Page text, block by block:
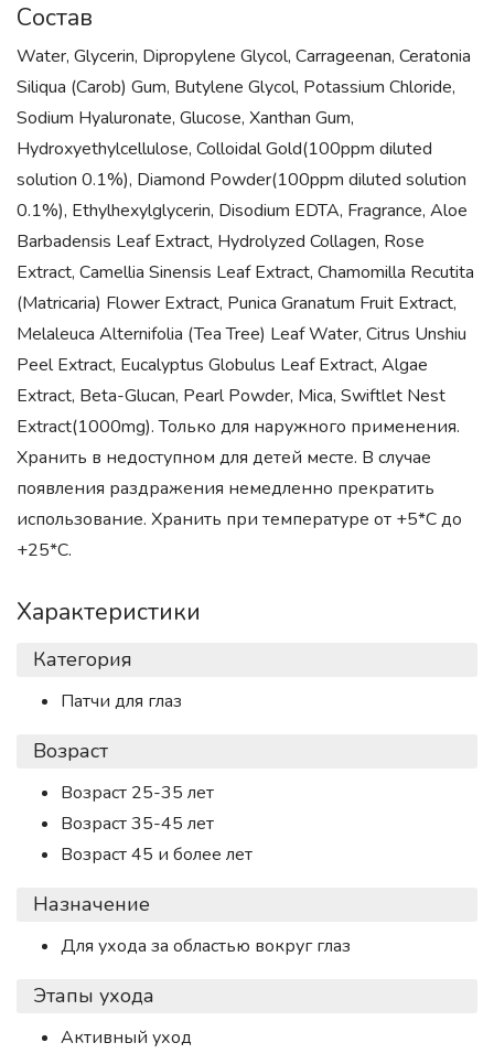
Состав
Water, Glycerin, Dipropylene Glycol, Carrageenan, Ceratonia
Siliqua (Carob) Gum, Butylene Glycol, Potassium Chloride,
Sodium Hyaluronate, Glucose, Xanthan Gum,
Hydroxyethylcellulose, Colloidal Gold(100ppm diluted
solution 0.1%), Diamond Powder(100ppm diluted solution
0.1%), Ethylhexylglycerin, Disodium EDTA, Fragrance, Aloe
Barbadensis Leaf Extract, Hydrolyzed Collagen, Rose
Extract, Camellia Sinensis Leaf Extract, Chamomilla Recutita
(Matricaria) Flower Extract, Punica Granatum Fruit Extract,
Melaleuca Alternifolia (Tea Tree) Leaf Water, Citrus Unshiu
Peel Extract, Eucalyptus Globulus Leaf Extract, Algae
Extract, Beta-Glucan, Pearl Powder, Mica, Swiftlet Nest
Extract(1000mg). Только для наружного применения.
Хранить в недоступном для детей месте. В случае
появления раздражения немедленно прекратить
использование. Хранить при температуре от +5*С до
+25*С.
Характеристики
Категория
Патчи для глаз
Возраст
Возраст 25-35 лет
Возраст 35-45 лет
Возраст 45 и более лет
Назначение
Для ухода за областью вокруг глаз
Этапы ухода
Активный уход